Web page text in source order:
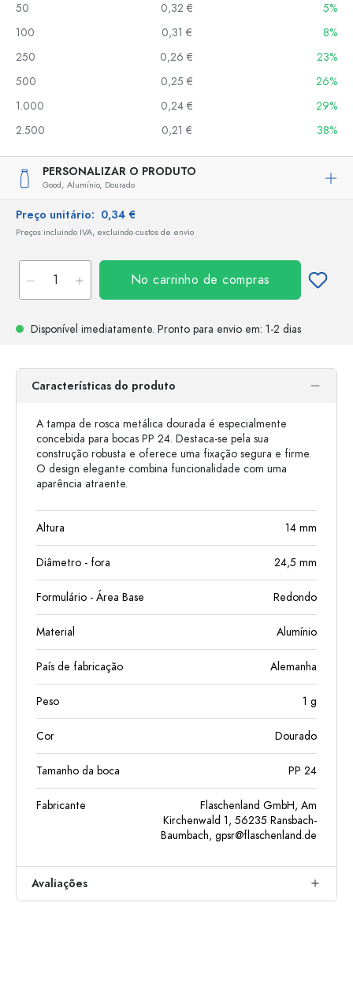
50
0,32 €
5%
100
0,31 €
8%
250
0,26 €
23%
500
0,25 €
26%
1.000
0,24 €
29%
2.500
0,21 € 38%
PERSONALIZAR O PRODUTO
Good, Alumínio, Dourado
Preço unitário: 0,34 €
Preços incluindo IVA, excluindo custos de envio
No carrinho de compras
Disponível imediatamente. Pronto para envio em: 1-2 dias
Características do produto
A tampa de rosca metálica dourada é especialmente
concebida para bocas PP 24. Destaca-se pela sua
construção robusta e oferece uma fixação segura e firme.
O design elegante combina funcionalidade com uma
aparência atraente.
Altura 14 mm
Diâmetro - fora 24,5 mm
Formulário - Área Base Redondo
Material Alumínio
País de fabricação Alemanha
Peso 1 g
Cor Dourado
Tamanho da boca PP 24
Fabricante
Flaschenland GmbH, Am
Kirchenwald 1, 56235 Ransbach-
Baumbach, gpsr@flaschenland.de
Avaliações